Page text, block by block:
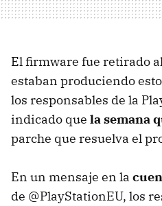
El firmware fue retirado
estaban produciendo
los responsables de la
indicado que la semana
parche que resuelva el
En un mensaje en la
de @PlayStationEU, los